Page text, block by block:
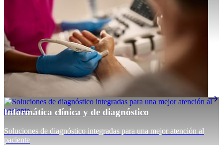
Informática clínica y de diagnóstico
Soluciones de diagnóstico integradas para una mejor atención al
paciente